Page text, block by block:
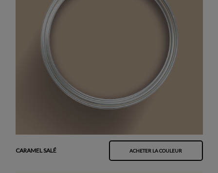
CARAMEL SALÉ ACHETER LA COULEUR